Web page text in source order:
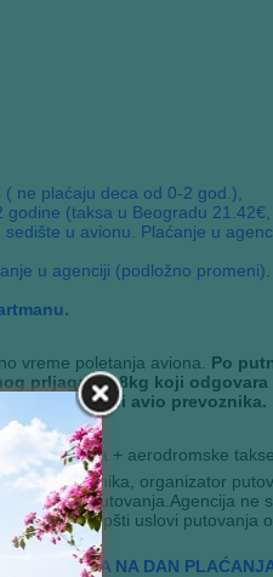
( ne plaćaju deca od 0-2 god.),
godine (taksa u Beogradu
u avionu. Plaćanje u
u agenciji (podložno promeni).
vreme poletanja aviona.
Po
prljaga do 8kg koji odgovara
važećoj tarifi avio prevoznika.
2-12 godina + aerodromske takse.
putnika, organizator
početka putovanja.Agencija ne
važe Opšti uslovi putovanja
INTESA NA DAN